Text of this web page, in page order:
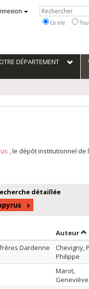
Rechercher
Ce site
DÉPARTEMENT
, le dépôt institutionnel de
détaillée
Auteur
Dardenne
Chevigny,
Philippe
Marot,
Geneviève